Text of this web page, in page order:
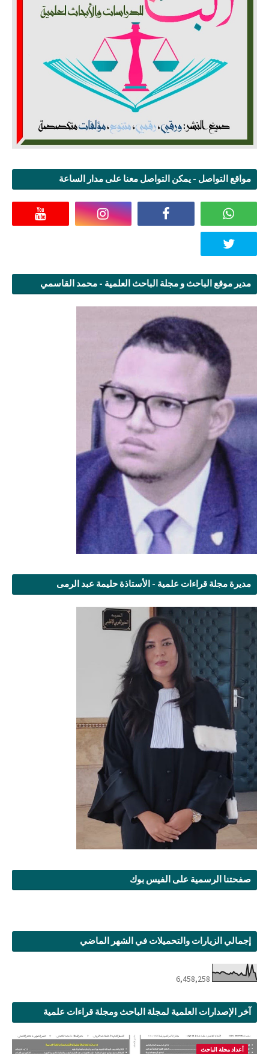
مواقع التواصل - يمكن التواصل معنا على مدار الساعة
مدير موقع الباحث و مجلة الباحث العلمية - محمد القاسمي
مديرة مجلة قراءات علمية - الأستاذة حليمة عبد الرمى
صفحتنا الرسمية على الفيس بوك
إجمالي الزيارات والتحميلات في الشهر الماضي
6,458,258
آخر الإصدارات العلمية لمجلة الباحث ومجلة قراءات علمية
أعداد مجلة الباحث